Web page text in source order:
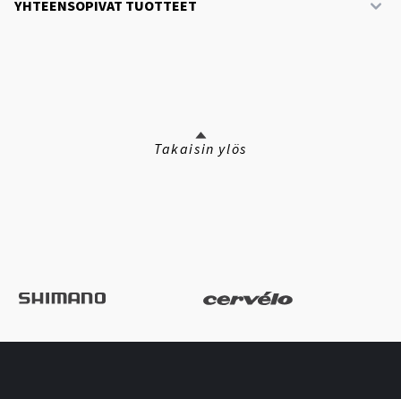
YHTEENSOPIVAT TUOTTEET
Takaisin ylös